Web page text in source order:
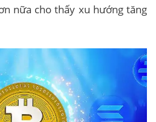
nữa cho thấy xu hướng tăng